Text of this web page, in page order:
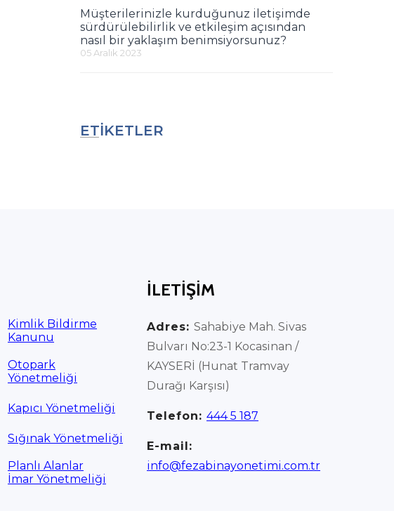
Müşterilerinizle kurduğunuz iletişimde
sürdürülebilirlik ve etkileşim açısından
nasıl bir yaklaşım benimsiyorsunuz?
05 Aralık 2023
ETİKETLER
Kimlik Bildirme
Kanunu
Otopark
Yönetmeliği
Kapıcı Yönetmeliği
Sığınak Yönetmeliği
Planlı Alanlar
İmar Yönetmeliği
İLETİŞİM
Adres: Sahabiye Mah. Sivas
Bulvarı No:23-1 Kocasinan /
KAYSERİ (Hunat Tramvay
Durağı Karşısı)
Telefon: 444 5 187
E-mail:
info@fezabinayonetimi.com.tr